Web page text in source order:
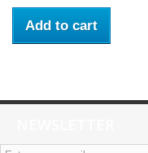
Add to cart